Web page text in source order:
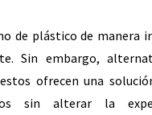
de plástico de manera
Sin embargo,
ofrecen una
sin alterar la